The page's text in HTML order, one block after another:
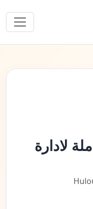
لادارة